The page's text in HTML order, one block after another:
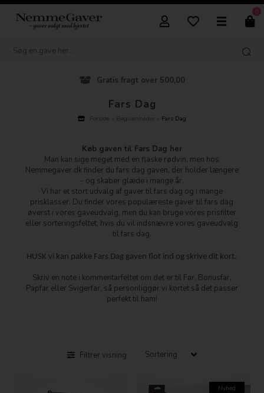
0
Vi pakker flot ind
Fars Dag
Forside » Begivenheder » Fars Dag
Køb gaven til Fars Dag her
Man kan sige meget med en flaske rødvin, men hos
Nemmegaver.dk finder du fars dag gaven, der holder længere
- og skaber glæde i mange år.
Vi har et stort udvalg af gaver til fars dag og i mange
prisklasser. Du finder vores populæreste gaver til fars dag
øverst i vores gaveudvalg, men du kan bruge vores prisfilter
eller sorteringsfeltet, hvis du vil indsnævre vores gaveudvalg
til fars dag.
HUSK vi kan pakke Fars Dag gaven flot ind og skrive dit kort.
Skriv en note i kommentarfeltet om det er til Far, Bonusfar,
Papfar eller Svigerfar, så personliggør vi kortet så det passer
perfekt til ham!
Filtrer visning
Nyhed